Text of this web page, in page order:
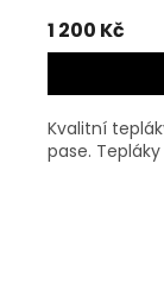
1 200 Kč
Kvalitní
pase.